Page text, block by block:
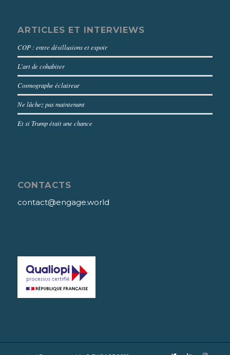
ARTICLES ET INTERVIEWS
COP : entre désillusions et espoir
L’art de cohabiter
Cosmographe éclaireur
Ne lâchez pas maintenant
Et si Trump était une chance
CONTACTS
contact@engage.world